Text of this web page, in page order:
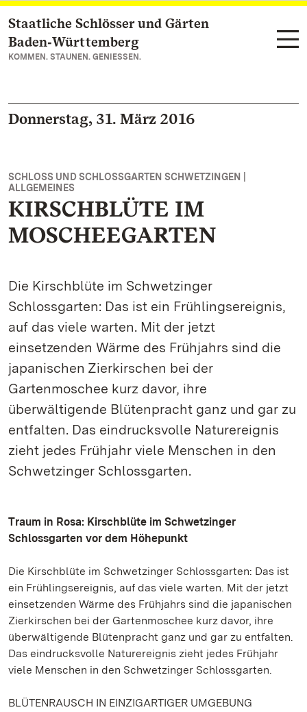
Zum Hauptinhalt springen
Staatliche Schlösser und Gärten
Baden‑Württemberg
KOMMEN. STAUNEN. GENIESSEN.
Donnerstag, 31. März 2016
SCHLOSS UND SCHLOSSGARTEN SCHWETZINGEN |
ALLGEMEINES
KIRSCHBLÜTE IM
MOSCHEEGARTEN
Die Kirschblüte im Schwetzinger
Schlossgarten: Das ist ein Frühlingsereignis,
auf das viele warten. Mit der jetzt
einsetzenden Wärme des Frühjahrs sind die
japanischen Zierkirschen bei der
Gartenmoschee kurz davor, ihre
überwältigende Blütenpracht ganz und gar zu
entfalten. Das eindrucksvolle Naturereignis
zieht jedes Frühjahr viele Menschen in den
Schwetzinger Schlossgarten.
Traum in Rosa: Kirschblüte im Schwetzinger
Schlossgarten vor dem Höhepunkt
Die Kirschblüte im Schwetzinger Schlossgarten: Das ist
ein Frühlingsereignis, auf das viele warten. Mit der jetzt
einsetzenden Wärme des Frühjahrs sind die japanischen
Zierkirschen bei der Gartenmoschee kurz davor, ihre
überwältigende Blütenpracht ganz und gar zu entfalten.
Das eindrucksvolle Naturereignis zieht jedes Frühjahr
viele Menschen in den Schwetzinger Schlossgarten.
BLÜTENRAUSCH IN EINZIGARTIGER UMGEBUNG